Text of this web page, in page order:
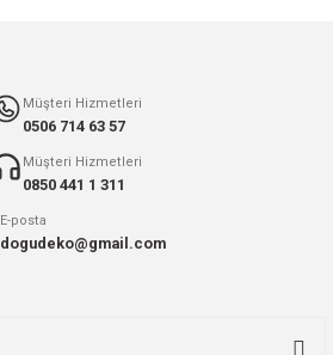
Müşteri Hizmetleri
0506 714 63 57
Müşteri Hizmetleri
0850 441 1 311
E-posta
dogudeko@gmail.com